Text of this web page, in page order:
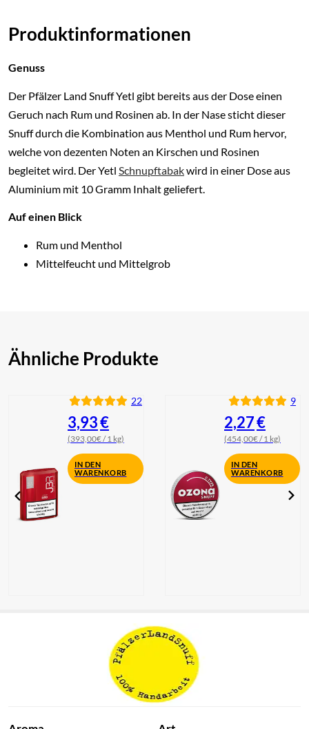
Produktinformationen
Genuss
Der Pfälzer Land Snuff Yetl gibt bereits aus der Dose einen
Geruch nach Rum und Rosinen ab. In der Nase sticht dieser
Snuff durch die Kombination aus Menthol und Rum hervor,
welche von dezenten Noten an Kirschen und Rosinen
begleitet wird. Der Yetl Schnupftabakwird in einer Dose aus
Aluminium mit 10 Gramm Inhalt geliefert.
Auf einen Blick
Rum und Menthol
Mittelfeucht und Mittelgrob
Ähnliche Produkte
22
3,93€
(393,00€ / 1 kg)
IN DEN
WARENKORB
Schnupftabak
9
2,27€
(454,00€ / 1 kg)
IN DEN
WARENKORB